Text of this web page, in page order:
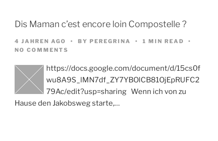
Dis Maman c’est encore loin Compostelle ?
4 JAHREN AGO BY PEREGRINA
1 MIN READ
NO COMMENTS
https://docs.google.com/document/d/15cs0f
wu8A9S_lMN7df_ZY7YBOlCB81OjEpRUFC2
79Ac/edit?usp=sharing Wenn ich von zu
Hause den Jakobsweg starte,…